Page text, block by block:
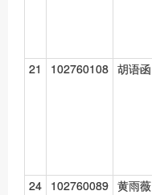
21 102760108 胡语函
24 102760089 黄雨薇